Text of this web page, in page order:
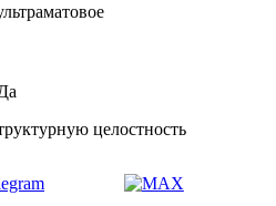
целостность